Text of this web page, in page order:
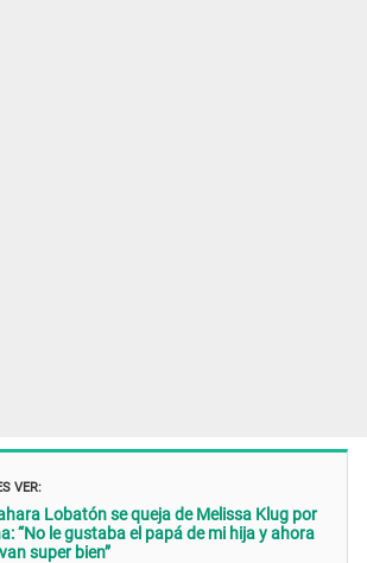
VER:
Lobatón se queja de Melissa Klug por
“No le gustaba el papá de mi hija y ahora
super bien”